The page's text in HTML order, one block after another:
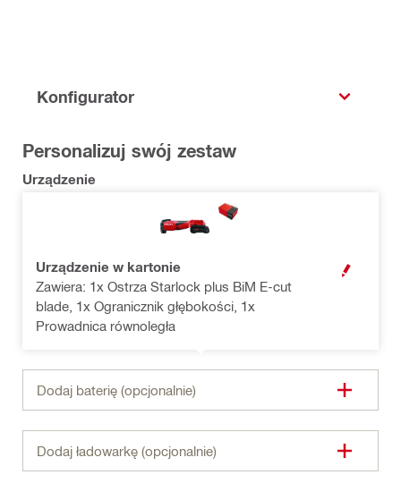
Konfigurator
Personalizuj swój zestaw
Urządzenie
Urządzenie w kartonie
Zawiera: 1x Ostrza Starlock plus BiM E-cut
blade, 1x Ogranicznik głębokości, 1x
Prowadnica równoległa
OPEN MODAL
Dodaj baterię (opcjonalnie)
Dodaj ładowarkę (opcjonalnie)